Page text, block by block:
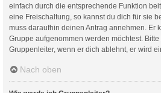
einfach durch die entsprechende Funktion
eine Freischaltung, so kannst du dich für sie
muss daraufhin deinen Antrag annehmen. Er
Gruppe aufgenommen werden möchtest.
Gruppenleiter, wenn er dich ablehnt, er wird
Nach oben